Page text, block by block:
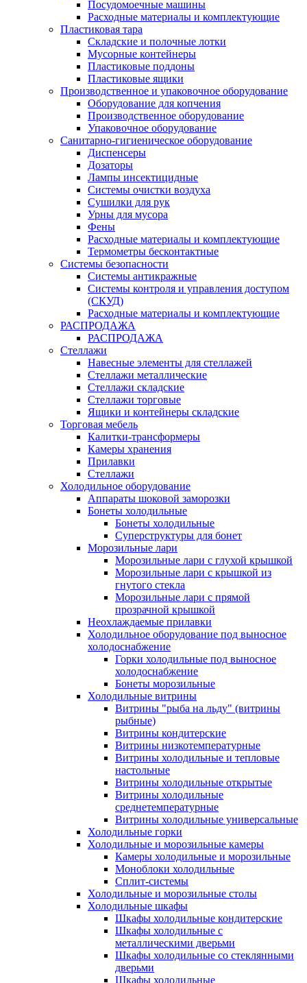
Посудомоечные машины
Расходные материалы и комплектующие
Пластиковая тара
Складские и полочные лотки
Мусорные контейнеры
Пластиковые поддоны
Пластиковые ящики
Производственное и упаковочное оборудование
Оборудование для копчения
Производственное оборудование
Упаковочное оборудование
Санитарно-гигиеническое оборудование
Диспенсеры
Дозаторы
Лампы инсектицидные
Системы очистки воздуха
Сушилки для рук
Урны для мусора
Фены
Расходные материалы и комплектующие
Термометры бесконтактные
Системы безопасности
Системы антикражные
Системы контроля и управления доступом
(СКУД)
Расходные материалы и комплектующие
РАСПРОДАЖА
РАСПРОДАЖА
Стеллажи
Навесные элементы для стеллажей
Стеллажи металлические
Стеллажи складские
Стеллажи торговые
Ящики и контейнеры складские
Торговая мебель
Калитки-трансформеры
Камеры хранения
Прилавки
Стеллажи
Холодильное оборудование
Аппараты шоковой заморозки
Бонеты холодильные
Бонеты холодильные
Суперструктуры для бонет
Морозильные лари
Морозильные лари с глухой крышкой
Морозильные лари с крышкой из
гнутого стекла
Морозильные лари с прямой
прозрачной крышкой
Неохлаждаемые прилавки
Холодильное оборудование под выносное
холодоснабжение
Горки холодильные под выносное
холодоснабжение
Бонеты морозильные
Холодильные витрины
Витрины "рыба на льду" (витрины
рыбные)
Витрины кондитерские
Витрины низкотемпературные
Витрины холодильные и тепловые
настольные
Витрины холодильные открытые
Витрины холодильные
среднетемпературные
Витрины холодильные универсальные
Холодильные горки
Холодильные и морозильные камеры
Камеры холодильные и морозильные
Моноблоки холодильные
Сплит-системы
Холодильные и морозильные столы
Холодильные шкафы
Шкафы холодильные кондитерские
Шкафы холодильные с
металлическими дверьми
Шкафы холодильные со стеклянными
дверьми
Шкафы холодильные